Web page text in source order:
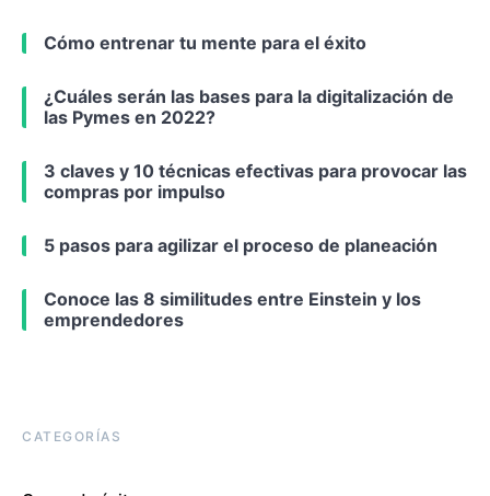
Cómo entrenar tu mente para el éxito
¿Cuáles serán las bases para la digitalización de
las Pymes en 2022?
3 claves y 10 técnicas efectivas para provocar las
compras por impulso
5 pasos para agilizar el proceso de planeación
Conoce las 8 similitudes entre Einstein y los
emprendedores
CATEGORÍAS